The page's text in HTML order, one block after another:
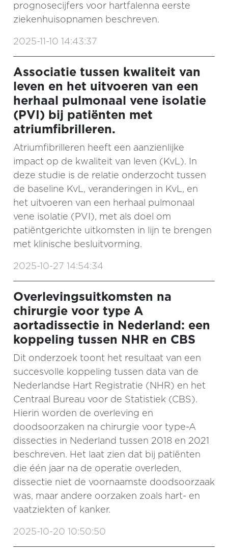
prognosecijfers voor hartfalenna eerste
ziekenhuisopnamen beschreven.
2025-11-10 14:43:37
Associatie tussen kwaliteit van
leven en het uitvoeren van een
herhaal pulmonaal vene isolatie
(PVI) bij patiënten met
atriumfibrilleren.
Atriumfibrilleren heeft een aanzienlijke
impact op de kwaliteit van leven (KvL). In
deze studie is de relatie onderzocht tussen
de baseline KvL, veranderingen in KvL, en
het uitvoeren van een herhaal pulmonaal
vene isolatie (PVI), met als doel om
patiëntgerichte uitkomsten in lijn te brengen
met klinische besluitvorming.
2025-10-27 14:54:34
Overlevingsuitkomsten na
chirurgie voor type A
aortadissectie in Nederland: een
koppeling tussen NHR en CBS
Dit onderzoek toont het resultaat van een
succesvolle koppeling tussen data van de
Nederlandse Hart Registratie (NHR) en het
Centraal Bureau voor de Statistiek (CBS).
Hierin worden de overleving en
doodsoorzaken na chirurgie voor type-A
dissecties in Nederland tussen 2018 en 2021
beschreven. Het laat zien dat bij patiënten
die één jaar na de operatie overleden,
dissectie niet de voornaamste doodsoorzaak
was, maar andere oorzaken zoals hart- en
vaatziekten of kanker.
2025-10-20 10:50:50